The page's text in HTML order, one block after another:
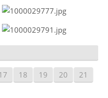
18 19 20
21